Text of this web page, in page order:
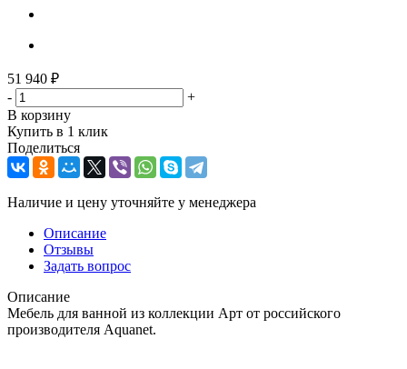
51 940 ₽
-
+
В корзину
Купить в 1 клик
Поделиться
Наличие и цену уточняйте у менеджера
Описание
Отзывы
Задать вопрос
Описание
Мебель для ванной из коллекции Арт от российского
производителя Aquanet.